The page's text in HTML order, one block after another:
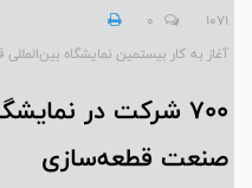
1071
0
آغاز به کار بیستمین نمایشگاه
۷۰۰ شرکت در
صنعت قطعه‌سازی